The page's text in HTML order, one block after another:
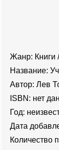
Жанр: Книги
Название:
Автор: Лев
ISBN: нет
Год:
Дата
Количество